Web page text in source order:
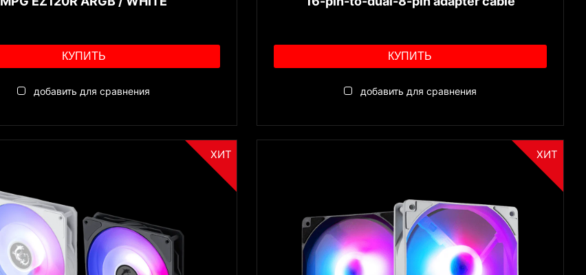
КУПИТЬ
добавить для сравнения
КУПИТЬ
добавить для сравнения
ХИТ ХИТ